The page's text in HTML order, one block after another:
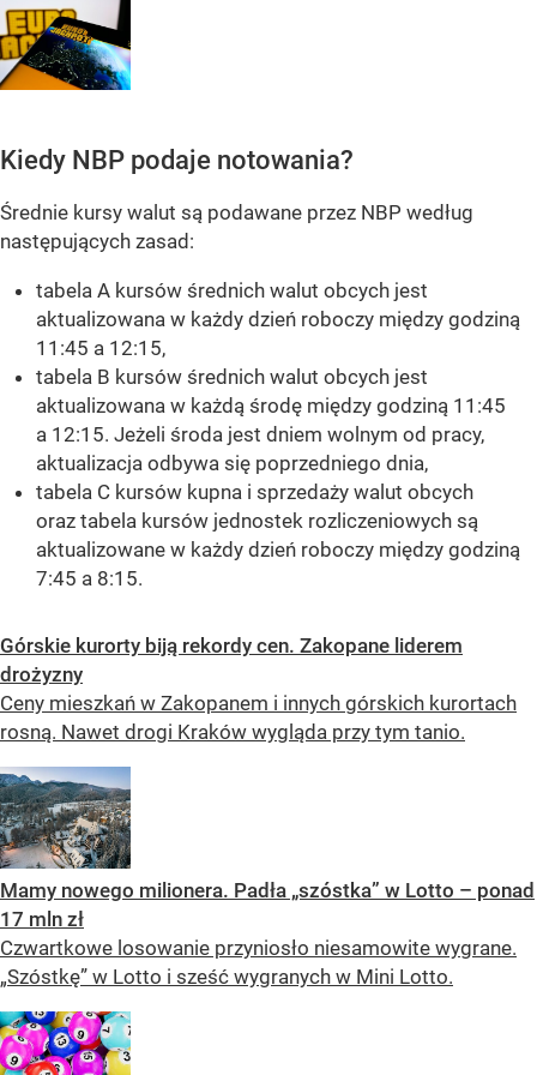
Kiedy NBP podaje notowania?
Średnie kursy walut są podawane przez NBP według
następujących zasad:
tabela A kursów średnich walut obcych jest
aktualizowana w każdy dzień roboczy między godziną
11:45 a 12:15,
tabela B kursów średnich walut obcych jest
aktualizowana w każdą środę między godziną 11:45
a 12:15. Jeżeli środa jest dniem wolnym od pracy,
aktualizacja odbywa się poprzedniego dnia,
tabela C kursów kupna i sprzedaży walut obcych
oraz tabela kursów jednostek rozliczeniowych są
aktualizowane w każdy dzień roboczy między godziną
7:45 a 8:15.
Górskie kurorty biją rekordy cen. Zakopane liderem
drożyzny
Ceny mieszkań w Zakopanem i innych górskich kurortach
rosną. Nawet drogi Kraków wygląda przy tym tanio.
Mamy nowego milionera. Padła „szóstka” w Lotto – ponad
17 mln zł
Czwartkowe losowanie przyniosło niesamowite wygrane.
„Szóstkę” w Lotto i sześć wygranych w Mini Lotto.